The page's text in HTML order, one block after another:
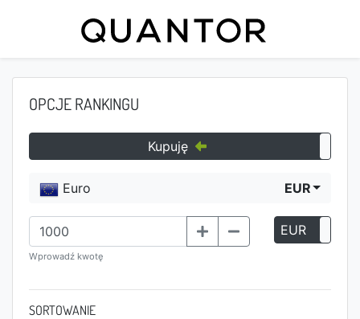
OPCJE RANKINGU
Kupuję
Euro EUR
Wprowadź kwotę
EUR
SORTOWANIE